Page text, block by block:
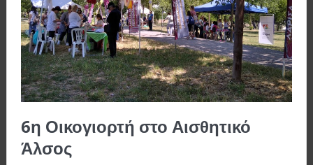
6η Οικογιορτή στο Αισθητικό
Άλσος